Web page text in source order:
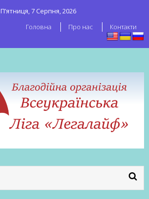
П’ятниця, 7 Серпня, 2026
Головна
Про нас Контакти
робітників